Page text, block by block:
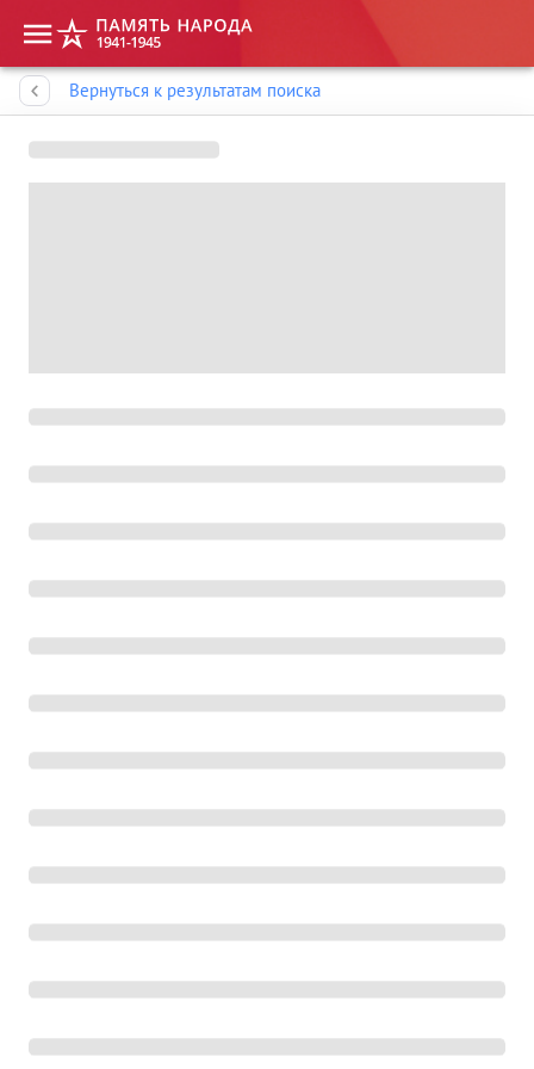
Вернуться к результатам поиска
Память народа